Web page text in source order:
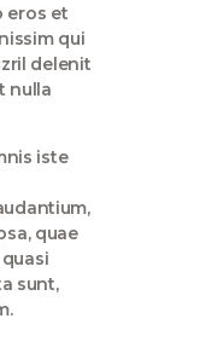
eros et
qui
delenit
nulla
iste
quae
sunt,